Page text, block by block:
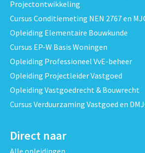
Projectontwikkeling
Cursus Conditiemeting NEN 2767 en
Opleiding Elementaire Bouwkunde
Cursus EP-W Basis Woningen
Opleiding Professioneel VvE-beheer
Opleiding Projectleider Vastgoed
Opleiding Vastgoedrecht & Bouwrecht
Cursus Verduurzaming Vastgoed en
Direct naar
Alle opleidingen